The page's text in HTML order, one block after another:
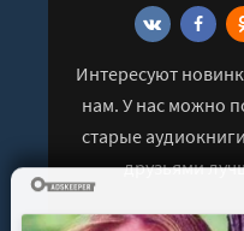
Интересуют
нам. У нас можно
старые
друзьями